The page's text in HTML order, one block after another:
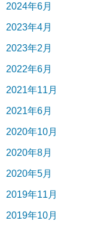
2024年6月
2023年4月
2023年2月
2022年6月
2021年11月
2021年6月
2020年10月
2020年8月
2020年5月
2019年11月
2019年10月